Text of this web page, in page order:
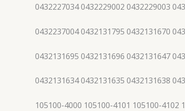
0432227034 0432229002 0432229003
0432237004 0432131795 0432131670
0432131695 0432131696 0432131647
0432131634 0432131635 0432131638
105100-4000 105100-4101 105100-4102